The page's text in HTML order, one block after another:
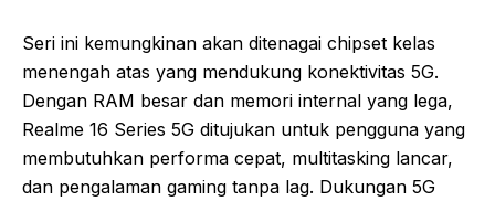
Seri ini kemungkinan akan ditenagai chipset kelas
menengah atas yang mendukung konektivitas 5G.
Dengan RAM besar dan memori internal yang lega,
Realme 16 Series 5G ditujukan untuk pengguna yang
membutuhkan performa cepat, multitasking lancar,
dan pengalaman gaming tanpa lag. Dukungan 5G